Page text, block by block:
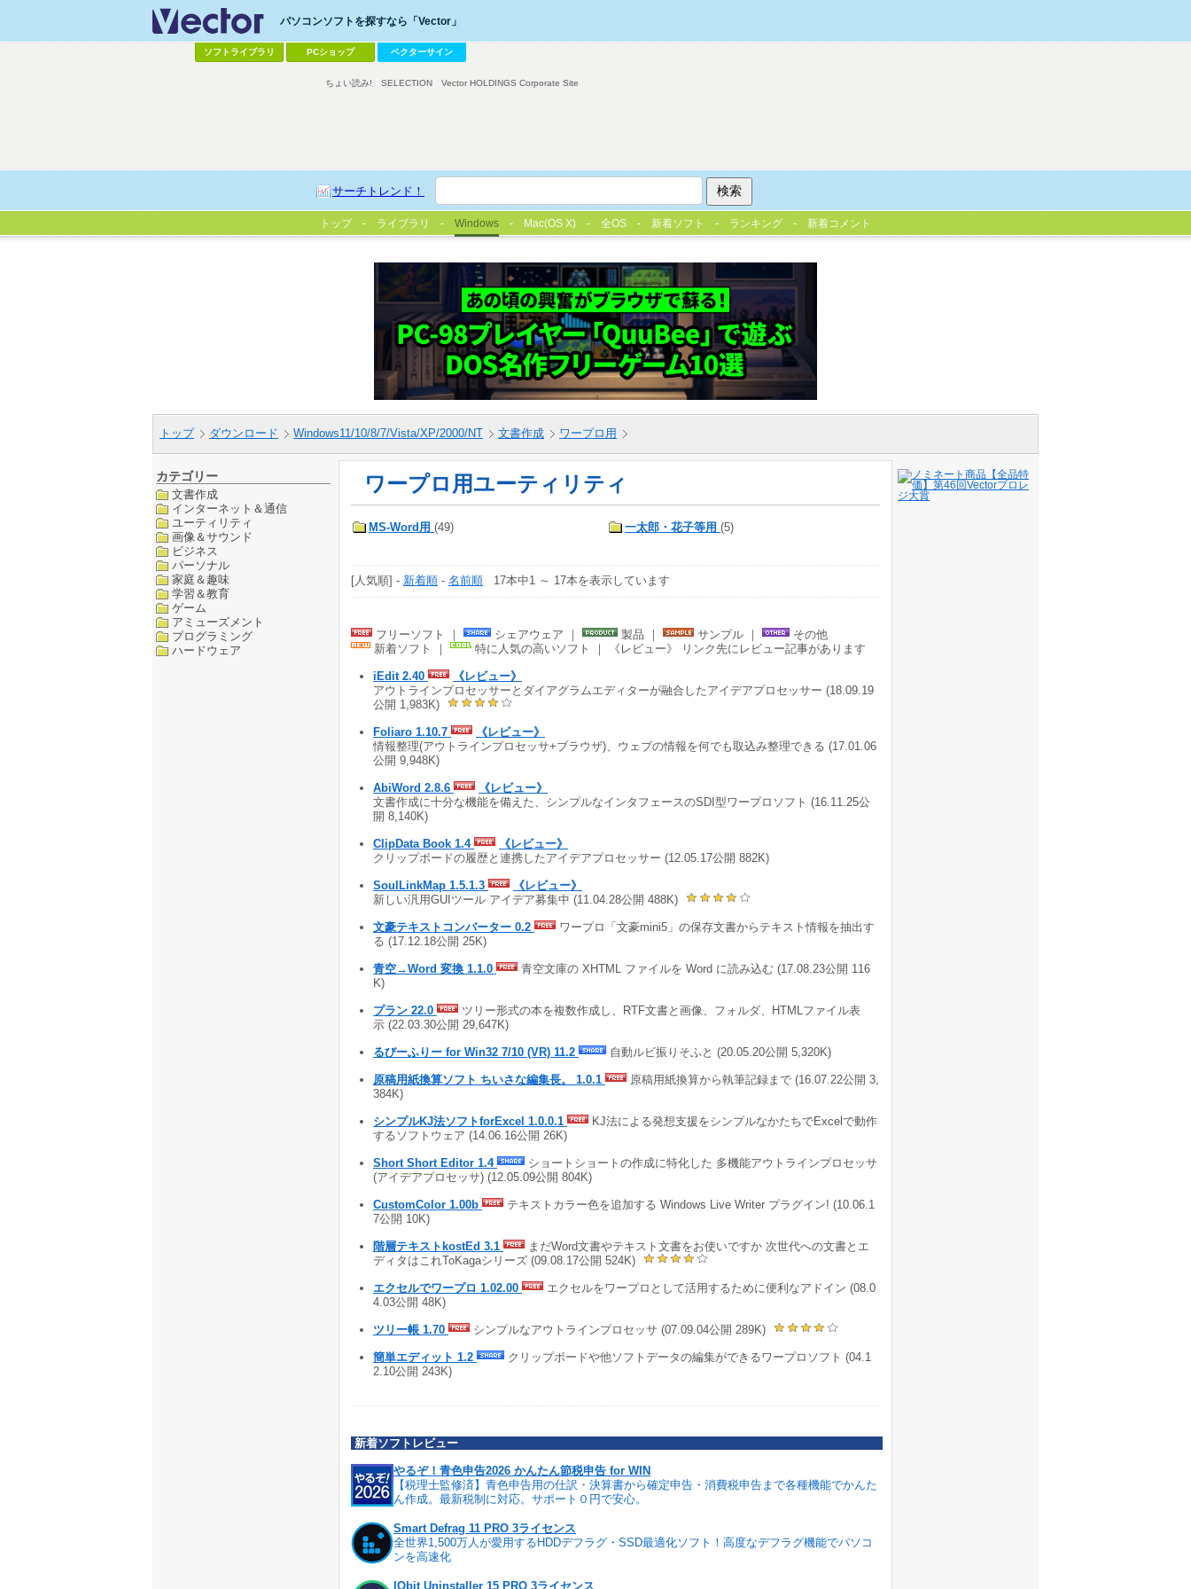
パソコンソフトを探すなら「Vector」
ソフトライブラリ PCショップ ベクターサイン
サーチトレンド！
ちょい読み! SELECTION Vector HOLDINGS Corporate Site
トップ ライブラリ Windows Mac(OS X) 全OS 新着ソフト ランキング 新着コメント
トップ ダウンロード Windows11/10/8/7/Vista/XP/2000/NT 文書作成 ワープロ用
カテゴリー
文書作成
インターネット＆通信
ユーティリティ
画像＆サウンド
ビジネス
パーソナル
家庭＆趣味
学習＆教育
ゲーム
アミューズメント
プログラミング
ハードウェア
ワープロ用ユーティリティ
MS-Word用 (49) 一太郎・花子等用 (5)
[人気順] - 新着順 - 名前順 17本中1 ～ 17本を表示しています
フリーソフト ｜ シェアウェア ｜ 製品 ｜ サンプル ｜
その他
新着ソフト ｜
特に人気の高いソフト ｜ 《レビュー》 リンク先にレビュー記事があります
iEdit 2.40
《レビュー》
アウトラインプロセッサーとダイアグラムエディターが融合したアイデアプロセッサー (18.09.19
公開 1,983K)
Foliaro 1.10.7
《レビュー》
情報整理(アウトラインプロセッサ+ブラウザ)、ウェブの情報を何でも取込み整理できる (17.01.06
公開 9,948K)
AbiWord 2.8.6
《レビュー》
文書作成に十分な機能を備えた、シンプルなインタフェースのSDI型ワープロソフト (16.11.25公
開 8,140K)
ClipData Book 1.4
《レビュー》
クリップボードの履歴と連携したアイデアプロセッサー (12.05.17公開 882K)
SoulLinkMap 1.5.1.3
《レビュー》
新しい汎用GUIツール アイデア募集中 (11.04.28公開 488K)
文豪テキストコンバーター 0.2
ワープロ「文豪mini5」の保存文書からテキスト情報を抽出す
る (17.12.18公開 25K)
青空→Word 変換 1.1.0
青空文庫の XHTML ファイルを Word に読み込む (17.08.23公開 116
K)
プラン 22.0
ツリー形式の本を複数作成し、RTF文書と画像、フォルダ、HTMLファイル表
示 (22.03.30公開 29,647K)
るびーふりー for Win32 7/10 (VR) 11.2 自動ルビ振りそふと (20.05.20公開 5,320K)
原稿用紙換算ソフト ちいさな編集長。 1.0.1
原稿用紙換算から執筆記録まで (16.07.22公開 3,
384K)
シンプルKJ法ソフトforExcel 1.0.0.1
KJ法による発想支援をシンプルなかたちでExcelで動作
するソフトウェア (14.06.16公開 26K)
Short Short Editor 1.4
ショートショートの作成に特化した 多機能アウトラインプロセッサ
(アイデアプロセッサ) (12.05.09公開 804K)
CustomColor 1.00b
テキストカラー色を追加する Windows Live Writer プラグイン! (10.06.1
7公開 10K)
階層テキストkostEd 3.1
まだWord文書やテキスト文書をお使いですか 次世代への文書とエ
ディタはこれToKagaシリーズ (09.08.17公開 524K)
エクセルでワープロ 1.02.00
エクセルをワープロとして活用するために便利なアドイン (08.0
4.03公開 48K)
ツリー帳 1.70 シンプルなアウトラインプロセッサ (07.09.04公開 289K)
簡単エディット 1.2
クリップボードや他ソフトデータの編集ができるワープロソフト (04.1
2.10公開 243K)
新着ソフトレビュー
やるぞ！青色申告2026 かんたん節税申告 for WIN
【税理士監修済】青色申告用の仕訳・決算書から確定申告・消費税申告まで各種機能でかんた
ん作成。最新税制に対応。サポート０円で安心。
Smart Defrag 11 PRO 3ライセンス
全世界1,500万人が愛用するHDDデフラグ・SSD最適化ソフト！高度なデフラグ機能でパソコ
ンを高速化
IObit Uninstaller 15 PRO 3ライセンス